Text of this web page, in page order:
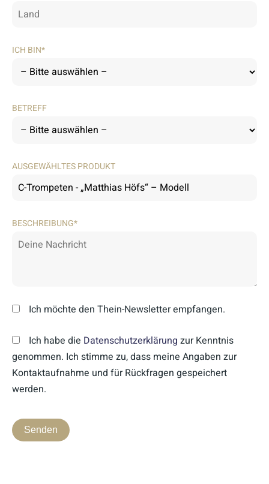
ICH BIN*
BETREFF
AUSGEWÄHLTES PRODUKT
BESCHREIBUNG*
Ich möchte den Thein-Newsletter empfangen.
Ich habe die Datenschutzerklärung zur Kenntnis
genommen. Ich stimme zu, dass meine Angaben zur
Kontaktaufnahme und für Rückfragen gespeichert
werden.